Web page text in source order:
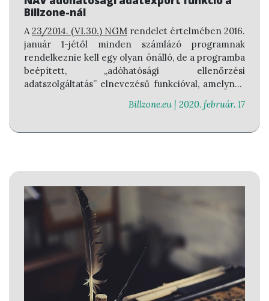
Billzone-nál
A 23/2014. (VI.30.) NGM rendelet értelmében 2016.
január 1-jétől minden számlázó programnak
rendelkeznie kell egy olyan önálló, de a programba
beépített, „adóhatósági ellenőrzési
adatszolgáltatás” elnevezésű funkcióval, amelynek
Billzone.eu | 2020. február. 17